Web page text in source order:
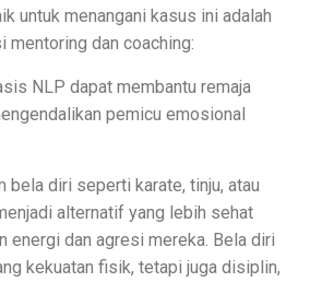
untuk menangani kasus ini adalah
mentoring dan coaching:
NLP dapat membantu remaja
pemicu emosional
bela diri seperti karate, tinju, atau
alternatif yang lebih sehat
energi dan agresi mereka. Bela diri
kekuatan fisik, tetapi juga disiplin,